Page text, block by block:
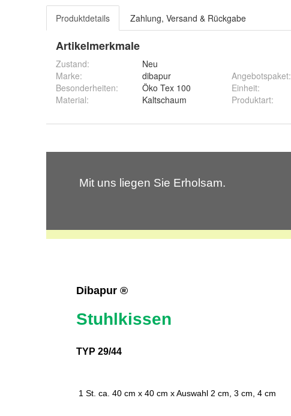
Produktdetails Zahlung, Versand & Rückgabe
Artikelmerkmale
Zustand:
Neu
Marke:
dibapur
Besonderheiten:
Öko Tex 100
Material: Kaltschaum
Angebotspaket:
Einheit:
Produktart: